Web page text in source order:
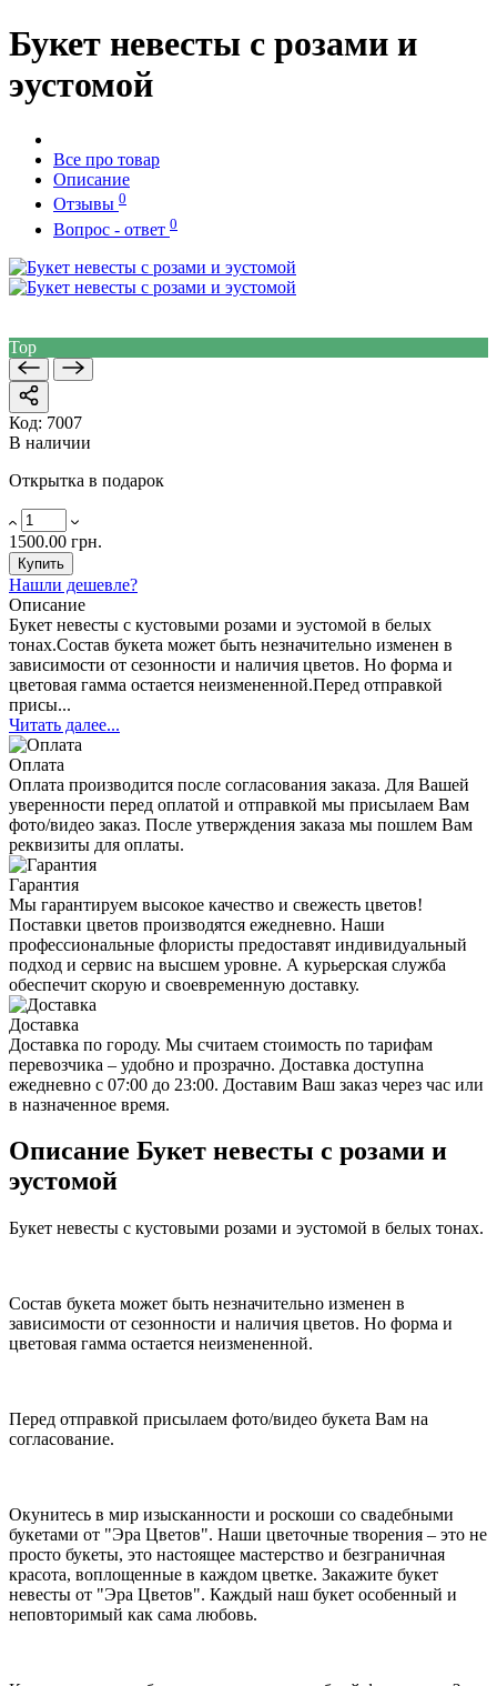
Букет невесты с розами и
эустомой
Все про товар
Описание
Отзывы 0
Вопрос - ответ 0
Top
Код: 7007
В наличии
Открытка в подарок
1500.00 грн.
Купить
Нашли дешевле?
Описание
Букет невесты с кустовыми розами и эустомой в белых
тонах.Состав букета может быть незначительно изменен в
зависимости от сезонности и наличия цветов. Но форма и
цветовая гамма остается неизмененной.Перед отправкой
присы...
Читать далее...
Оплата
Оплата производится после согласования заказа. Для Вашей
уверенности перед оплатой и отправкой мы присылаем Вам
фото/видео заказ. После утверждения заказа мы пошлем Вам
реквизиты для оплаты.
Гарантия
Мы гарантируем высокое качество и свежесть цветов!
Поставки цветов производятся ежедневно. Наши
профессиональные флористы предоставят индивидуальный
подход и сервис на высшем уровне. А курьерская служба
обеспечит скорую и своевременную доставку.
Доставка
Доставка по городу. Мы считаем стоимость по тарифам
перевозчика – удобно и прозрачно. Доставка доступна
ежедневно с 07:00 до 23:00. Доставим Ваш заказ через час или
в назначенное время.
Описание Букет невесты с розами и
эустомой
Букет невесты с кустовыми розами и эустомой в белых тонах.
Состав букета может быть незначительно изменен в
зависимости от сезонности и наличия цветов. Но форма и
цветовая гамма остается неизмененной.
Перед отправкой присылаем фото/видео букета Вам на
согласование.
Окунитесь в мир изысканности и роскоши со свадебными
букетами от "Эра Цветов". Наши цветочные творения – это не
просто букеты, это настоящее мастерство и безграничная
красота, воплощенные в каждом цветке. Закажите букет
невесты от "Эра Цветов". Каждый наш букет особенный и
неповторимый как сама любовь.